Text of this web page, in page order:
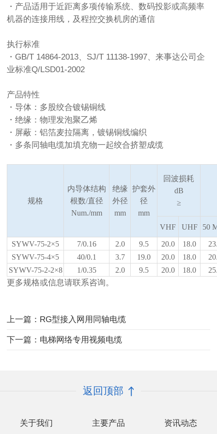
・产品适用于近距离多项传输系统、数码投影或高频率
机器的连接用线，及程控交换机房的通信
执行标准
・GB/T 14864-2013、SJ/T 11138-1997、来事达公司企
业标准Q/LSD01-2002
产品特性
・导体：多股绞合镀锡铜线
・绝缘：物理发泡聚乙烯
・屏蔽：铝箔麦拉隔离，镀锡铜线编织
・多条同轴电缆加填充物一起绞合挤塑成缆
规格
内导体结构
根数/直径
Num./mm
绝缘
外径
mm
护套外
径
mm
回波损耗
dB
≥
VHF UHF 50
SYWV-75-2×5 7/0.16 2.0 9.5 20.0 18.0
SYWV-75-4×5
40/0.1 3.7 19.0 20.0 18.0
SYWV-75-2-2×8
1/0.35 2.0 9.5 20.0 18.0
更多规格或信息请联系咨询。
上一篇：RG型接入网用同轴电缆
下一篇：电梯网络专用视频电缆
返回顶部
关于我们 主要产品 资讯动态